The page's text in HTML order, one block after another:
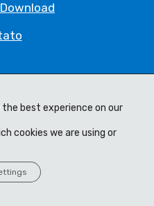
the best experience on our
cookies we are using or